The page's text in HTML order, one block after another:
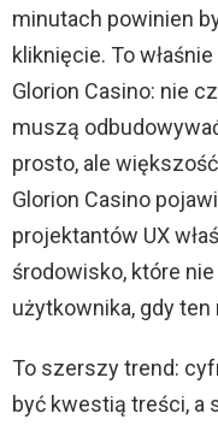
minutach powinien
kliknięcie. To
Glorion Casino: nie
muszą
prosto, ale
Glorion Casino
projektantów UX
środowisko, które
użytkownika, gdy
To szerszy trend:
być kwestią treści, a